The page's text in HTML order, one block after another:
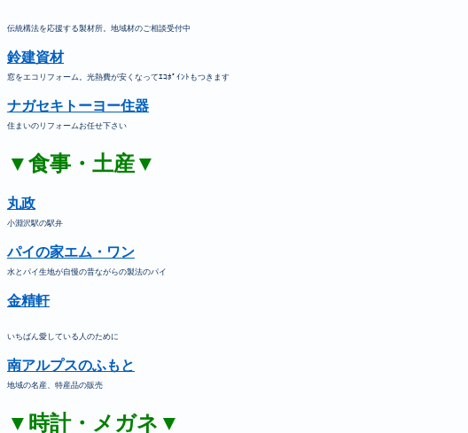
伝統構法を応援する製材所。地域材のご相談受付中
鈴建資材
窓をエコリフォーム。光熱費が安くなってｴｺﾎﾟｲﾝﾄもつきます
ナガセキトーヨー住器
住まいのリフォームお任せ下さい
▼食事・土産▼
丸政
小淵沢駅の駅弁
パイの家エム・ワン
水とパイ生地が自慢の昔ながらの製法のパイ
金精軒
いちばん愛している人のために
南アルプスのふもと
地域の名産、特産品の販売
▼時計・メガネ▼